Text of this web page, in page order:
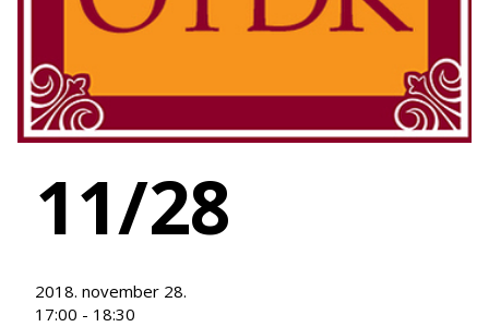
11/28
2018. november 28.
17:00 - 18:30